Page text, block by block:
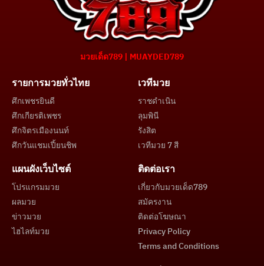
มวยเด็ด789 | MUAYDED789
รายการมวยทั่วไทย
ศึกเพชรยินดี
ศึกเกียรติเพชร
ศึกจิตรเมืองนนท์
ศึกวันแชมเปี้ยนชิพ
เวทีมวย
ราชดำเนิน
ลุมพินี
รังสิต
เวทีมวย 7 สี
แผนผังเว็บไซต์
โปรแกรมมวย
ผลมวย
ข่าวมวย
ไฮไลท์มวย
ติดต่อเรา
เกี่ยวกับมวยเด็ด789
สมัครงาน
ติดต่อโฆษณา
Privacy Policy
Terms and Conditions